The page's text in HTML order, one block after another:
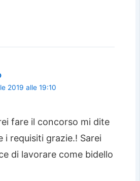
2019 alle 19:10
fare il concorso mi dite
i requisiti grazie.! Sarei
di lavorare come bidello